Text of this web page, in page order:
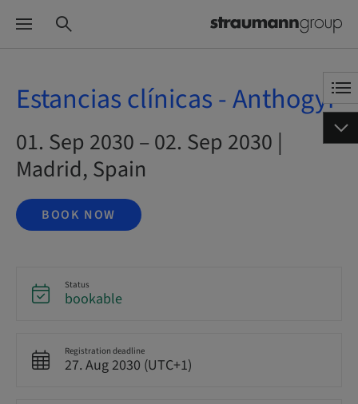
Estancias clínicas - Anthogyr
01. Sep 2030 – 02. Sep 2030 |
Madrid, Spain
BOOK NOW
Status
bookable
Registration deadline
27. Aug 2030 (UTC+1)